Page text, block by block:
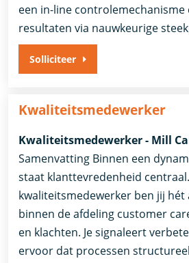
een in-line controlemechanisme
resultaten via nauwkeurige
Solliciteer
Kwaliteitsmedewerker
Kwaliteitsmedewerker - Mill
Samenvatting Binnen een
staat klanttevredenheid
kwaliteitsmedewerker ben jij
binnen de afdeling customer
en klachten. Je signaleert
ervoor dat processen